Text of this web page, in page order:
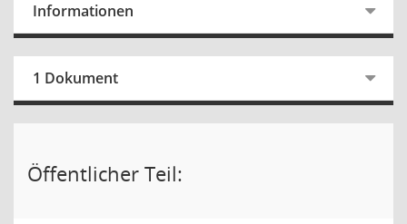
Informationen
1 Dokument
Öffentlicher Teil: